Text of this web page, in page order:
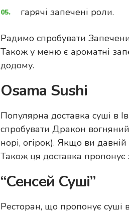
гарячі запечені роли.
Радимо спробувати
Також у меню є ароматні
додому.
Osama Sushi
Популярна доставка суші в
спробувати Дракон
норі, огірок). Якщо ви
Також ця доставка пропонує
“Сенсей Суші”
Ресторан, що пропонує суші